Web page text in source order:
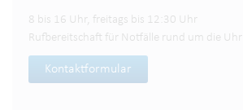
8 bis 16 Uhr, freitags bis 12:30 Uhr
Rufbereitschaft für Notfälle rund um die Uhr
Kontaktformular